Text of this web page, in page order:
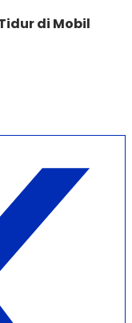
di Mobil